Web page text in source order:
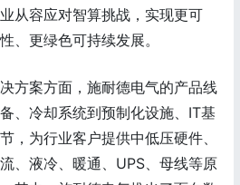
从容应对智算挑战，实现更可
、更绿色可持续发展。
方案方面，施耐德电气的产品线
、冷却系统到预制化设施、IT基
，为行业客户提供中低压硬件、
、液冷、暖通、UPS、母线等原